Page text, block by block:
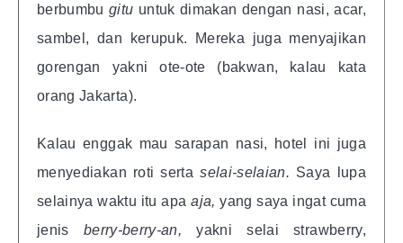
berbumbugitu untuk dimakan dengan nasi, acar,
sambel, dan kerupuk. Mereka juga menyajikan
gorengan yakni ote-ote (bakwan, kalau kata
orang Jakarta).
Kalau enggak mau sarapan nasi, hotel ini juga
menyediakan roti sertaselai-selaian. Saya lupa
selainya waktu itu apaaja,yang saya ingat cuma
jenis berry-berry-an,yakni selai strawberry,